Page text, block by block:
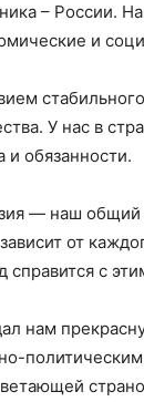
– России.
и
У нас в
и обязанности.
— наш общий
от
справится с
нам